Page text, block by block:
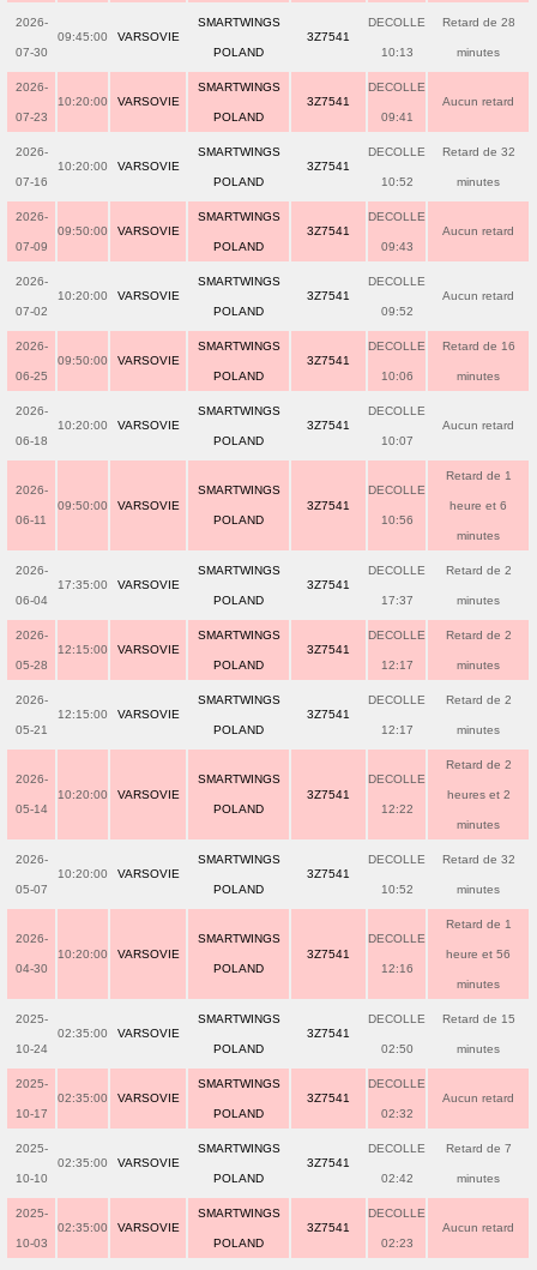
2026-
07-30
09:45:00 VARSOVIE
SMARTWINGS
POLAND
3Z7541
DECOLLE
10:13
Retard de 28
minutes
2026-
07-23
10:20:00 VARSOVIE
SMARTWINGS
POLAND
3Z7541
DECOLLE
09:41
Aucun retard
2026-
07-16
10:20:00 VARSOVIE
SMARTWINGS
POLAND
3Z7541
DECOLLE
10:52
Retard de 32
minutes
2026-
07-09
09:50:00 VARSOVIE
SMARTWINGS
POLAND
3Z7541
DECOLLE
09:43
Aucun retard
2026-
07-02
10:20:00 VARSOVIE
SMARTWINGS
POLAND
3Z7541
DECOLLE
09:52
Aucun retard
2026-
06-25
09:50:00 VARSOVIE
SMARTWINGS
POLAND
3Z7541
DECOLLE
10:06
Retard de 16
minutes
2026-
06-18
10:20:00 VARSOVIE
SMARTWINGS
POLAND
3Z7541
DECOLLE
10:07
Aucun retard
2026-
06-11
09:50:00 VARSOVIE
SMARTWINGS
POLAND
3Z7541
DECOLLE
10:56
Retard de 1
heure et 6
minutes
2026-
06-04
17:35:00 VARSOVIE
SMARTWINGS
POLAND
3Z7541
DECOLLE
17:37
Retard de 2
minutes
2026-
05-28
12:15:00 VARSOVIE
SMARTWINGS
POLAND
3Z7541
DECOLLE
12:17
Retard de 2
minutes
2026-
05-21
12:15:00 VARSOVIE
SMARTWINGS
POLAND
3Z7541
DECOLLE
12:17
Retard de 2
minutes
2026-
05-14
10:20:00 VARSOVIE
SMARTWINGS
POLAND
3Z7541
DECOLLE
12:22
Retard de 2
heures et 2
minutes
2026-
05-07
10:20:00 VARSOVIE
SMARTWINGS
POLAND
3Z7541
DECOLLE
10:52
Retard de 32
minutes
2026-
04-30
10:20:00 VARSOVIE
SMARTWINGS
POLAND
3Z7541
DECOLLE
12:16
Retard de 1
heure et 56
minutes
2025-
10-24
02:35:00 VARSOVIE
SMARTWINGS
POLAND
3Z7541
DECOLLE
02:50
Retard de 15
minutes
2025-
10-17
02:35:00 VARSOVIE
SMARTWINGS
POLAND
3Z7541
DECOLLE
02:32
Aucun retard
2025-
10-10
02:35:00 VARSOVIE
SMARTWINGS
POLAND
3Z7541
DECOLLE
02:42
Retard de 7
minutes
2025-
10-03
02:35:00 VARSOVIE
SMARTWINGS
POLAND
3Z7541
DECOLLE
02:23
Aucun retard